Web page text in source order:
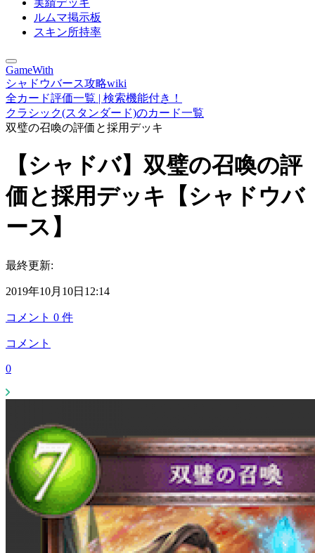
実績デッキ
ルムマ掲示板
スキン所持率
GameWith
シャドウバース攻略wiki
全カード評価一覧 | 検索機能付き！
クラシック(スタンダード)のカード一覧
双璧の召喚の評価と採用デッキ
【シャドバ】双璧の召喚の評
価と採用デッキ【シャドウバ
ース】
最終更新:
2019年10月10日12:14
コメント 0 件
コメント
0